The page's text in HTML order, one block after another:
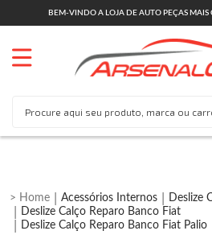
BEM-VINDO A LOJA DE AUTO PEÇAS
Acessórios Internos
Deslize
Deslize Calço Reparo Banco Fiat
Deslize Calço Reparo Banco Fiat Palio